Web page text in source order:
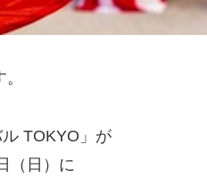
ル TOKYO」が
（日）に